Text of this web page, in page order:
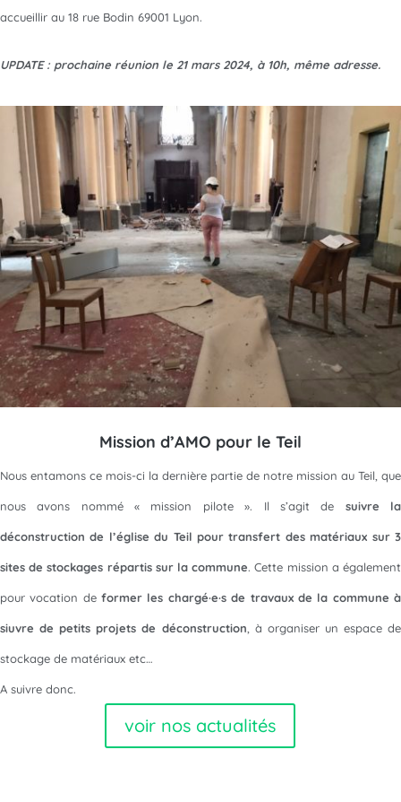
accueillir au 18 rue Bodin 69001 Lyon.
UPDATE : prochaine réunion le 21 mars 2024, à 10h, même adresse.
Mission d’AMO pour le Teil
Nous entamons ce mois-ci la dernière partie de notre mission au Teil, que
nous avons nommé « mission pilote ». Il s’agit de suivre la
déconstruction de l’église du Teil pour transfert des matériaux sur 3
sites de stockages répartis sur la commune. Cette mission a également
pour vocation deformer les chargé·e·s de travaux de la commune à
siuvre de petits projets de déconstruction, à organiser un espace de
stockage de matériaux etc…
A suivre donc.
voir nos actualités